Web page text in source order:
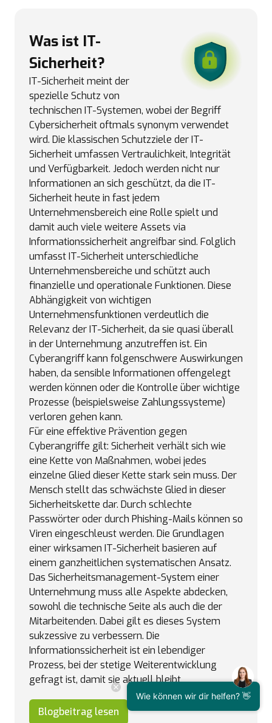
Was ist IT-
Sicherheit?
IT-Sicherheit meint der
spezielle Schutz von
technischen IT-Systemen, wobei der Begriff
Cybersicherheit oftmals synonym verwendet
wird. Die klassischen Schutzziele der IT-
Sicherheit umfassen Vertraulichkeit, Integrität
und Verfügbarkeit. Jedoch werden nicht nur
Informationen an sich geschützt, da die IT-
Sicherheit heute in fast jedem
Unternehmensbereich eine Rolle spielt und
damit auch viele weitere Assets via
Informationssicherheit angreifbar sind. Folglich
umfasst IT-Sicherheit unterschiedliche
Unternehmensbereiche und schützt auch
finanzielle und operationale Funktionen. Diese
Abhängigkeit von wichtigen
Unternehmensfunktionen verdeutlich die
Relevanz der IT-Sicherheit, da sie quasi überall
in der Unternehmung anzutreffen ist. Ein
Cyberangriff kann folgenschwere Auswirkungen
haben, da sensible Informationen offengelegt
werden können oder die Kontrolle über wichtige
Prozesse (beispielsweise Zahlungssysteme)
verloren gehen kann.
Für eine effektive Prävention gegen
Cyberangriffe gilt: Sicherheit verhält sich wie
eine Kette von Maßnahmen, wobei jedes
einzelne Glied dieser Kette stark sein muss. Der
Mensch stellt das schwächste Glied in dieser
Sicherheitskette dar. Durch schlechte
Passwörter oder durch Phishing-Mails können so
Viren eingeschleust werden. Die Grundlagen
einer wirksamen IT-Sicherheit basieren auf
einem ganzheitlichen systematischen Ansatz.
Das Sicherheitsmanagement-System einer
Unternehmung muss alle Aspekte abdecken,
sowohl die technische Seite als auch die der
Mitarbeitenden. Dabei gilt es dieses System
sukzessive zu verbessern. Die
Informationssicherheit ist ein lebendiger
Prozess, bei der stetige Weiterentwicklung
gefragt ist, damit sie aktuell bleibt.
Blogbeitrag lesen
Wie können wir dir helfen? 👋